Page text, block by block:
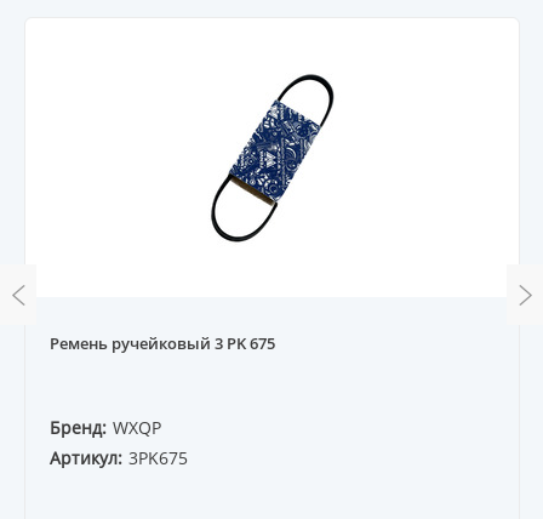
Ремень ручейковый 3 PK 675
Бренд: WXQP
Артикул: 3PK675